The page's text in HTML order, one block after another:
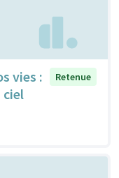
vies :
ciel
Retenue